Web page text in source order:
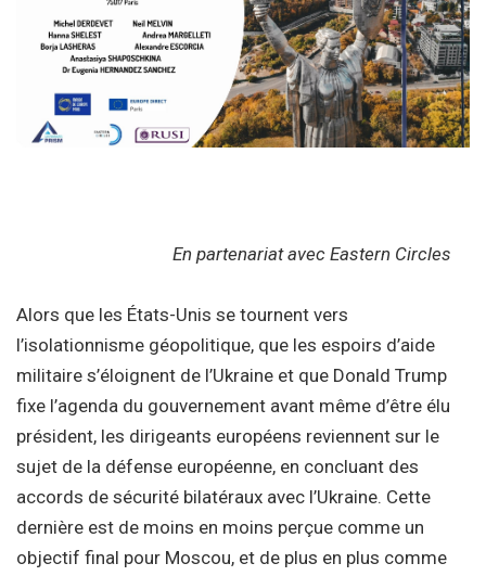
En partenariat avec Eastern Circles
Alors que les États-Unis se tournent vers
l’isolationnisme géopolitique, que les espoirs d’aide
militaire s’éloignent de l’Ukraine et que Donald Trump
fixe l’agenda du gouvernement avant même d’être élu
président, les dirigeants européens reviennent sur le
sujet de la défense européenne, en concluant des
accords de sécurité bilatéraux avec l’Ukraine. Cette
dernière est de moins en moins perçue comme un
objectif final pour Moscou, et de plus en plus comme